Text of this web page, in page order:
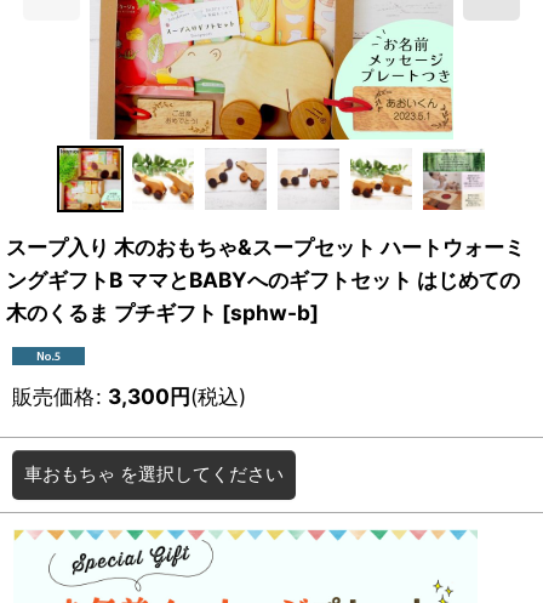
スープ入り 木のおもちゃ&スープセット ハートウォーミ
ングギフトB ママとBABYへのギフトセット はじめての
木のくるま プチギフト [sphw-b]
販売価格: 3,300円(税込)
車おもちゃ を選択してください